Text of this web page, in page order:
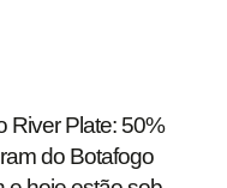
River Plate: 50%
do Botafogo